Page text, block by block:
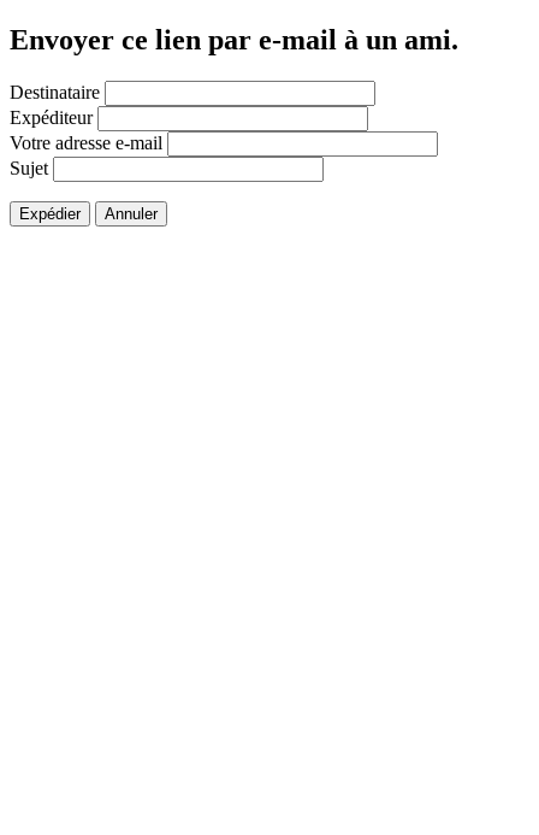
Envoyer ce lien par e-mail à un ami.
Destinataire
Expéditeur
Votre adresse e-mail
Sujet
Expédier Annuler